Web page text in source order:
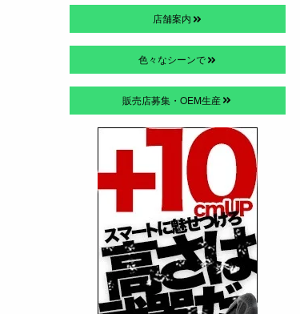
店舗案内
色々なシーンで
販売店募集・OEM生産